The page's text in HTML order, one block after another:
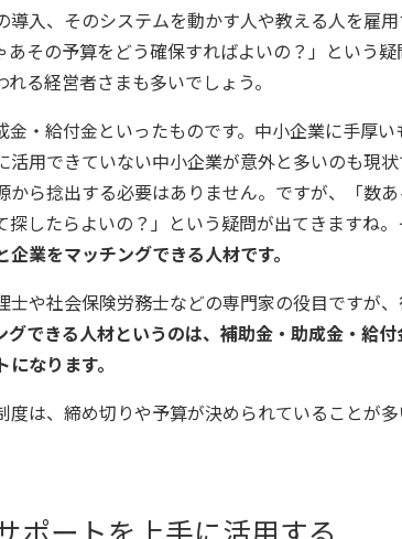
入、そのシステムを動かす人や教える人を雇
その予算をどう確保すればよいの？」という
る経営者さまも多いでしょう。
金・給付金といったものです。中小企業に手厚
用できていない中小企業が意外と多いのも現
から捻出する必要はありません。ですが、「数
探したらよいの？」という疑問が出てきますね
業をマッチングできる人材です。
士や社会保険労務士などの専門家の役目ですが
グできる人材というのは、補助金・助成金・給
なります。
は、締め切りや予算が決められていることが
ポートを上手に活用する